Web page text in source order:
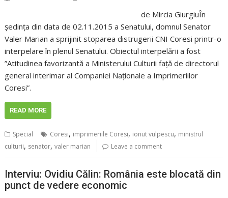
de Mircia GiurgiuÎn
ședința din data de 02.11.2015 a Senatului, domnul Senator
Valer Marian a sprijinit stoparea distrugerii CNI Coresi printr-o
interpelare în plenul Senatului. Obiectul interpelării a fost
”Atitudinea favorizantă a Ministerului Culturii față de directorul
general interimar al Companiei Naționale a Imprimeriilor
Coresi”.
READ MORE
Special Coresi, imprimeriile Coresi, ionut vulpescu, ministrul
culturii, senator,valer marian Leave a comment
Interviu: Ovidiu Călin: România este blocată din
punct de vedere economic